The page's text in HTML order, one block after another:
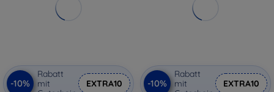
-10%
Rabatt
mit
EXTRA10 -10%
Rabatt
mit
EXTRA10